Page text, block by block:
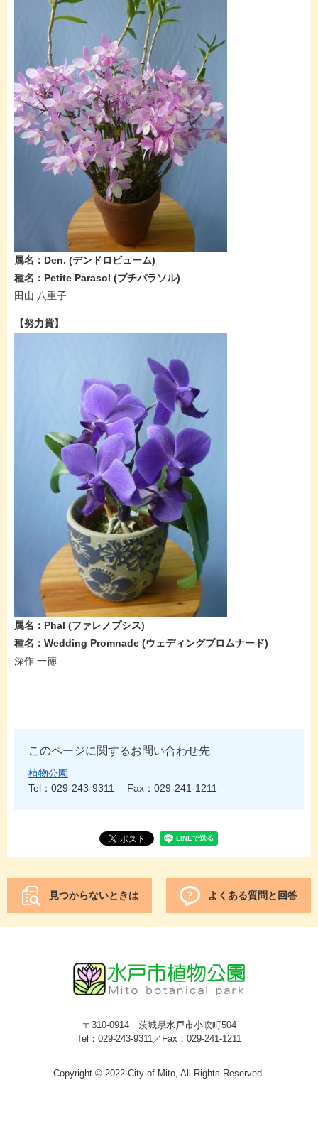
属名：Den.​​​ (デンドロビューム​​​)
種名：Petite Parasol​ (プチパラソル​​​​)
田山 八重子​
​【努力賞】
属名：Phal​ (ファレノプシス​​​)
種名：Wedding Promnade​​​ (ウェディングプロムナード​​​​)
深作 一徳
このページに関するお問い合わせ先
植物公園
Tel：029-243-9311
Fax：029-241-1211
見つからないときは よくある質問と回答
〒310-0914 茨城県水戸市小吹町504
Tel：029-243-9311／Fax：029-241-1211
Copyright © 2022 City of Mito, All Rights Reserved.